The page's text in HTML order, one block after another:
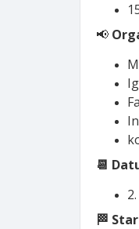
📢
📆
🏁